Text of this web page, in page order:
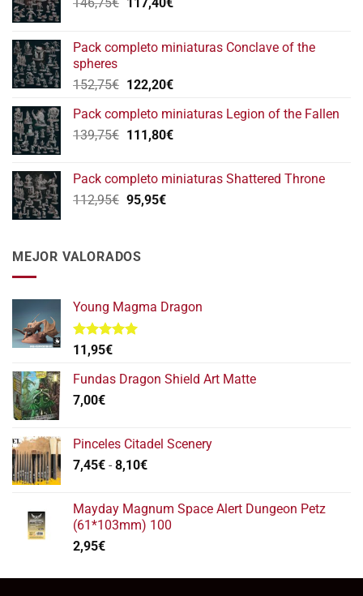
era:
es:
Pack completo miniaturas Conclave of the
spheres
152,75€ El
original
era:
122,20€El
actual
es:
Pack completo miniaturas Legion of the Fallen
139,75€ El
era:
139,75€.
111,80€El
es:
Pack completo miniaturas Shattered Throne
112,95€ El
era:
95,95€El
MEJOR VALORADOS
Young Magma Dragon
Valorado
con
de 5
11,95€
Fundas Dragon Shield Art Matte
7,00€
Pinceles Citadel Scenery
7,45€ - 8,10€Rango
desde
7,45€
Mayday Magnum Space Alert Dungeon Petz
(61*103mm) 100
2,95€